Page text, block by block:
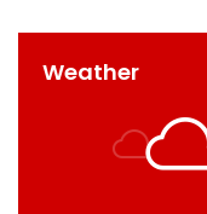
Weather